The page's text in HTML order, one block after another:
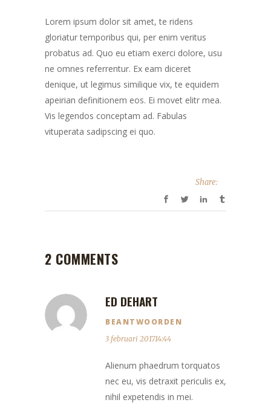
Lorem ipsum dolor sit amet, te ridens
gloriatur temporibus qui, per enim veritus
probatus ad. Quo eu etiam exerci dolore, usu
ne omnes referrentur. Ex eam diceret
denique, ut legimus similique vix, te equidem
apeirian definitionem eos. Ei movet elitr mea.
Vis legendos conceptam ad. Fabulas
vituperata sadipscing ei quo.
Share:
2 COMMENTS
ED DEHART
BEANTWOORDEN
3 februari 201714:44
Alienum phaedrum torquatos
nec eu, vis detraxit periculis ex,
nihil expetendis in mei.